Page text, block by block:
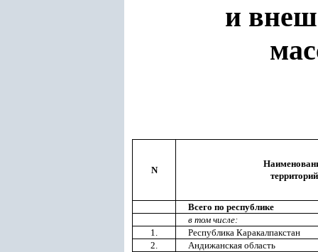
и
N
территорий
Всего по республике
в том числе:
1.
Республика Каракалпакстан
2.
Андижанская область